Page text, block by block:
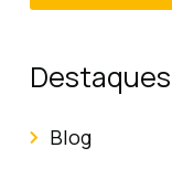
Destaques
Blog